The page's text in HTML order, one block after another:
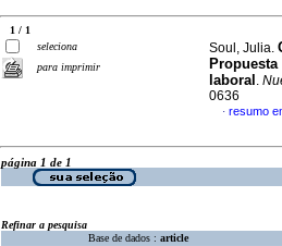
1 / 1
seleciona
para imprimir
Soul, Julia.
laboral .
0636
· resumo
página 1 de 1
Refinar a pesquisa
Base de dados : article